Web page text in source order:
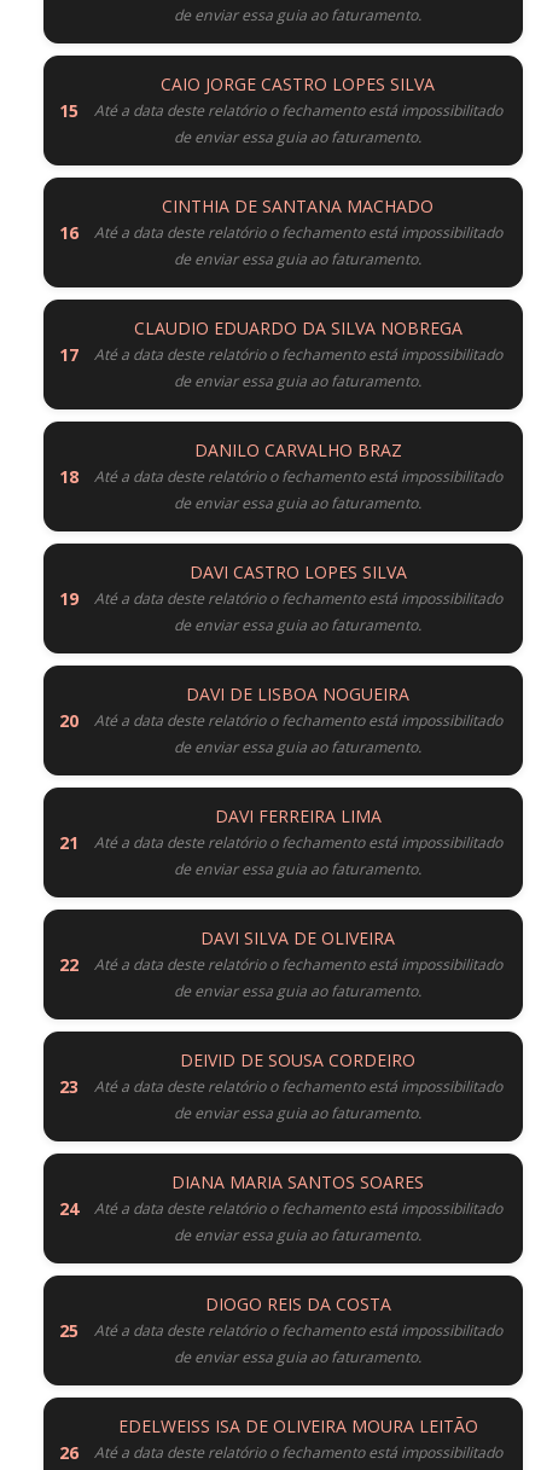
de enviar essa guia ao faturamento.
CAIO JORGE CASTRO LOPES SILVA
Até a data deste relatório o fechamento está impossibilitado
de enviar essa guia ao faturamento.
CINTHIA DE SANTANA MACHADO
Até a data deste relatório o fechamento está impossibilitado
de enviar essa guia ao faturamento.
CLAUDIO EDUARDO DA SILVA NOBREGA
Até a data deste relatório o fechamento está impossibilitado
de enviar essa guia ao faturamento.
DANILO CARVALHO BRAZ
Até a data deste relatório o fechamento está impossibilitado
de enviar essa guia ao faturamento.
DAVI CASTRO LOPES SILVA
Até a data deste relatório o fechamento está impossibilitado
de enviar essa guia ao faturamento.
DAVI DE LISBOA NOGUEIRA
Até a data deste relatório o fechamento está impossibilitado
de enviar essa guia ao faturamento.
DAVI FERREIRA LIMA
Até a data deste relatório o fechamento está impossibilitado
de enviar essa guia ao faturamento.
DAVI SILVA DE OLIVEIRA
Até a data deste relatório o fechamento está impossibilitado
de enviar essa guia ao faturamento.
DEIVID DE SOUSA CORDEIRO
Até a data deste relatório o fechamento está impossibilitado
de enviar essa guia ao faturamento.
DIANA MARIA SANTOS SOARES
Até a data deste relatório o fechamento está impossibilitado
de enviar essa guia ao faturamento.
DIOGO REIS DA COSTA
Até a data deste relatório o fechamento está impossibilitado
de enviar essa guia ao faturamento.
EDELWEISS ISA DE OLIVEIRA MOURA LEITÃO
Até a data deste relatório o fechamento está impossibilitado